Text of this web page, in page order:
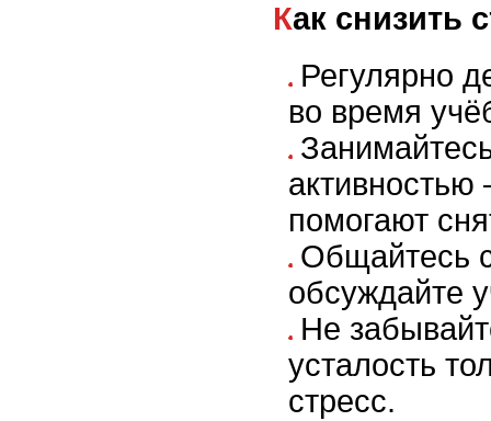
Как снизить
Регулярно
во время
активностью
помогают
Общайтесь
обсуждайте
Не
усталость
стресс.